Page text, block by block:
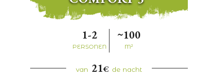
1-2
PERSONEN
~100
M²
van 21€ de nacht